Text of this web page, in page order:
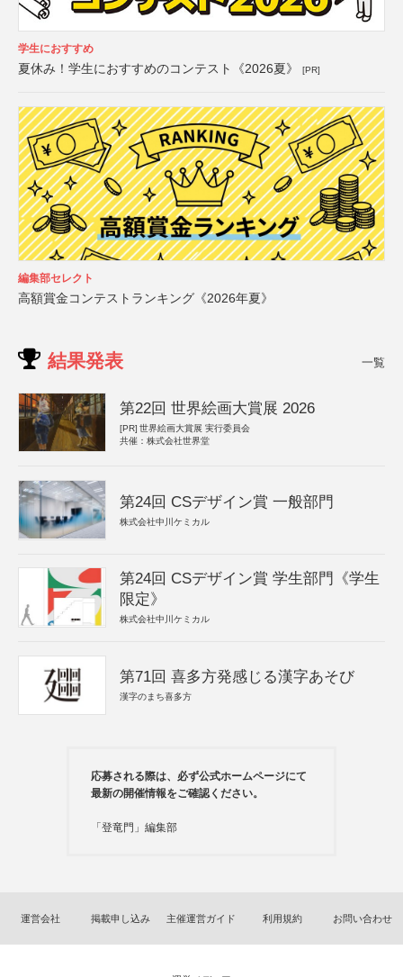
学生におすすめ
夏休み！学生におすすめのコンテスト《2026夏》 [PR]
編集部セレクト
高額賞金コンテストランキング《2026年夏》
結果発表 一覧
第22回 世界絵画大賞展 2026
[PR] 世界絵画大賞展 実行委員会
共催：株式会社世界堂
第24回 CSデザイン賞 一般部門
株式会社中川ケミカル
第24回 CSデザイン賞 学生部門《学生
限定》
株式会社中川ケミカル
第71回 喜多方発感じる漢字あそび
漢字のまち喜多方
応募される際は、必ず公式ホームページにて
最新の開催情報をご確認ください。
「登竜門」編集部
運営会社 掲載申し込み 主催運営ガイド 利用規約 お問い合わせ